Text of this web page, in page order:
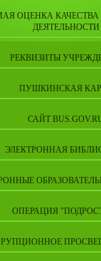
ОЦЕНКА КАЧЕСТВА
ДЕЯТЕЛЬНОСТИ
РЕКВИЗИТЫ
ПУШКИНСКАЯ
САЙТ
ЭЛЕКТРОННАЯ
ОПЕРАЦИЯ